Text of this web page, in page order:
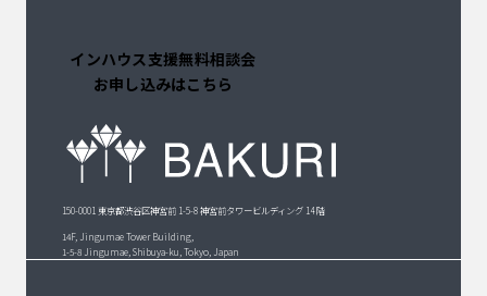
インハウス支援無料相談会
お申し込みはこちら
150-0001 東京都渋谷区神宮前 1-5-8 神宮前タワービルディング 14 階
14F, Jingumae Tower Building,
1-5-8 Jingumae, Shibuya-ku, Tokyo, Japan